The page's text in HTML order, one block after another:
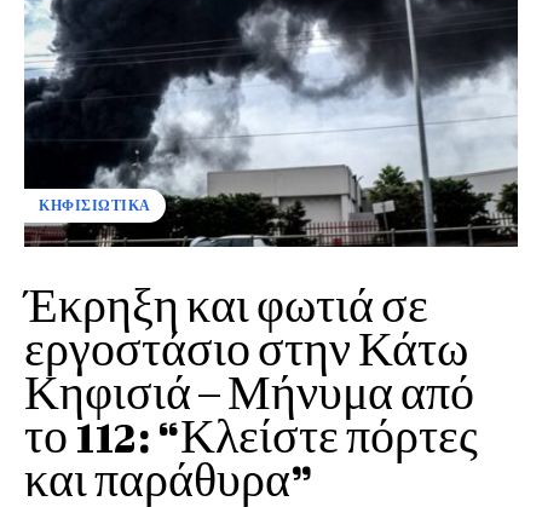
ΚΗΦΙΣΙΩΤΙΚΑ
Έκρηξη και φωτιά σε
εργοστάσιο στην Κάτω
Κηφισιά – Μήνυμα από
το 112: “Κλείστε πόρτες
και παράθυρα”